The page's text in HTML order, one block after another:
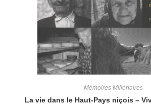
Mémoires Millénaires
La vie dans le Haut-Pays niçois –